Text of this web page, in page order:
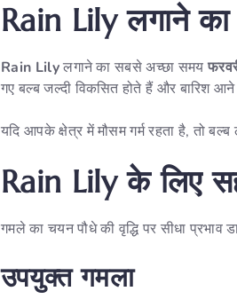
Rain Lily लगाने
Rain Lilyलगाने का सबसे अच्छा समय
गए बल्ब जल्दी विकसित होते हैं और बारिश
यदि आपके क्षेत्र में मौसम गर्म रहता है, तो
Rain Lily के लिए
गमले का चयन पौधे की वृद्धि पर सीधा प्रभाव
उपयुक्त गमला